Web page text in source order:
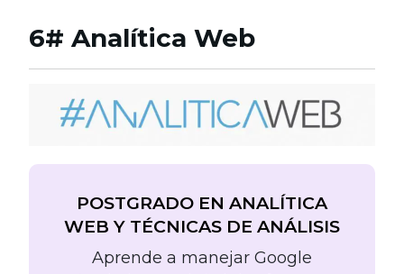
6# Analítica Web
POSTGRADO EN ANALÍTICA
WEB Y TÉCNICAS DE ANÁLISIS
Aprende a manejar Google